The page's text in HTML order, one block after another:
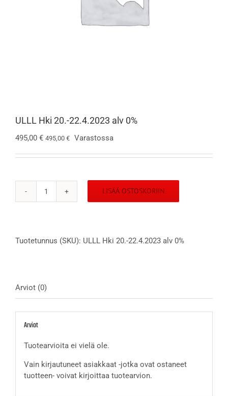
ULLL Hki 20.-22.4.2023 alv 0%
495,00 € 495,00 € Varastossa
ULLL
0%
LISÄÄ OSTOSKORIIN
Tuotetunnus (SKU): ULLL Hki 20.-22.4.2023 alv 0%
Arviot (0)
Arviot
Tuotearvioita ei vielä ole.
Vain kirjautuneet asiakkaat -jotka ovat ostaneet
tuotteen- voivat kirjoittaa tuotearvion.